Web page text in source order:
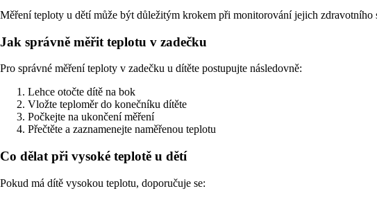
Měření teploty u dětí může být důležitým krokem při monitorování jejich zdravotního
Jak správně měřit teplotu v zadečku
Pro správné měření teploty v zadečku u dítěte postupujte následovně:
Lehce otočte dítě na bok
Vložte teploměr do konečníku dítěte
Počkejte na ukončení měření
Přečtěte a zaznamenejte naměřenou teplotu
Co dělat při vysoké teplotě u dětí
Pokud má dítě vysokou teplotu, doporučuje se: